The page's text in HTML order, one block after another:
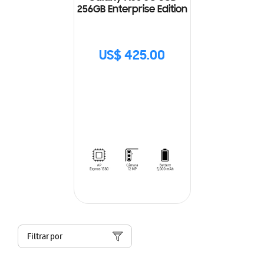
256GB Enterprise Edition
US$ 425.00
Filtrar por